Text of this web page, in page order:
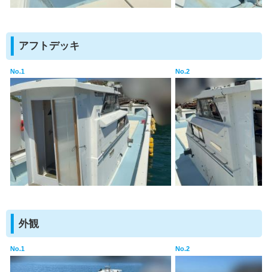
アフトデッキ
No.1 No.2
外観
No.1 No.2